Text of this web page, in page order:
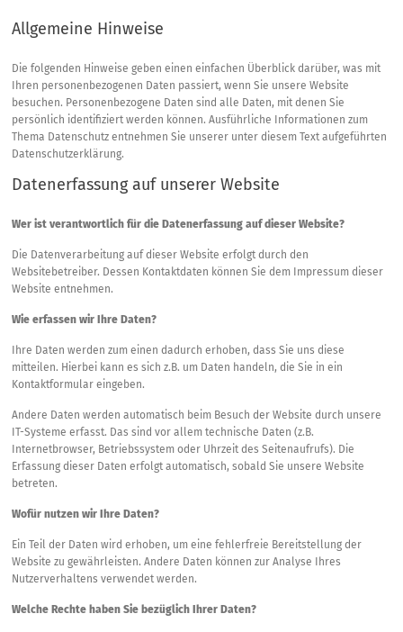
Allgemeine Hinweise
Die folgenden Hinweise geben einen einfachen Überblick darüber, was mit
Ihren personenbezogenen Daten passiert, wenn Sie unsere Website
besuchen. Personenbezogene Daten sind alle Daten, mit denen Sie
persönlich identifiziert werden können. Ausführliche Informationen zum
Thema Datenschutz entnehmen Sie unserer unter diesem Text aufgeführten
Datenschutzerklärung.
Datenerfassung auf unserer Website
Wer ist verantwortlich für die Datenerfassung auf dieser Website?
Die Datenverarbeitung auf dieser Website erfolgt durch den
Websitebetreiber. Dessen Kontaktdaten können Sie dem Impressum dieser
Website entnehmen.
Wie erfassen wir Ihre Daten?
Ihre Daten werden zum einen dadurch erhoben, dass Sie uns diese
mitteilen. Hierbei kann es sich z.B. um Daten handeln, die Sie in ein
Kontaktformular eingeben.
Andere Daten werden automatisch beim Besuch der Website durch unsere
IT-Systeme erfasst. Das sind vor allem technische Daten (z.B.
Internetbrowser, Betriebssystem oder Uhrzeit des Seitenaufrufs). Die
Erfassung dieser Daten erfolgt automatisch, sobald Sie unsere Website
betreten.
Wofür nutzen wir Ihre Daten?
Ein Teil der Daten wird erhoben, um eine fehlerfreie Bereitstellung der
Website zu gewährleisten. Andere Daten können zur Analyse Ihres
Nutzerverhaltens verwendet werden.
Welche Rechte haben Sie bezüglich Ihrer Daten?